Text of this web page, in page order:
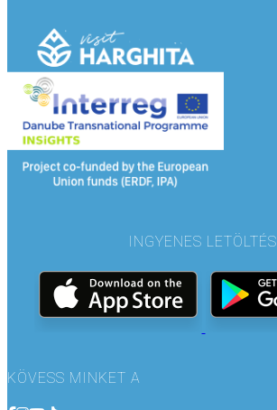
INGYENES LETÖLTÉS
KÖVESS MINKET A